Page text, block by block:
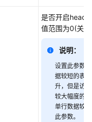
是否开启
值范围为0(关
说明：
设置此参数
据较短的表
升，但是访
较大幅度的
单行数据较
此参数。